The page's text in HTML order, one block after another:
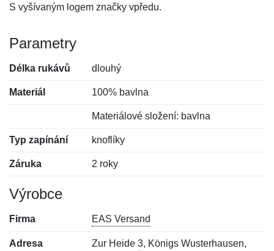
S vyšívaným logem značky vpředu.
Parametry
Délka rukávů dlouhý
Materiál 100% bavlna
Materiálové složení: bavlna
Typ zapínání knoflíky
Záruka 2 roky
Výrobce
Firma EAS Versand
Adresa
Zur Heide 3, Königs Wusterhausen,